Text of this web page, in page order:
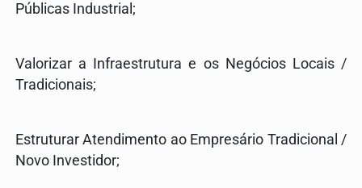
Públicas Industrial;
Valorizar a Infraestrutura e os Negócios Locais /
Tradicionais;
Estruturar Atendimento ao Empresário Tradicional /
Novo Investidor;